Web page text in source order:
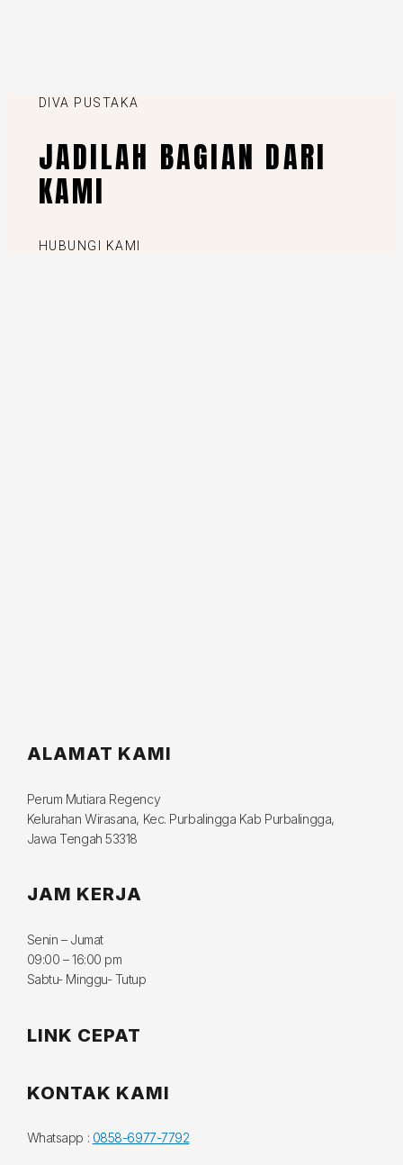
DIVA PUSTAKA
JADILAH BAGIAN DARI
KAMI
HUBUNGI KAMI
ALAMAT KAMI
Perum Mutiara Regency
Kelurahan Wirasana, Kec. Purbalingga Kab Purbalingga,
Jawa Tengah 53318
JAM KERJA
Senin – Jumat
09:00 – 16:00 pm
Sabtu- Minggu- Tutup
LINK CEPAT
KONTAK KAMI
Whatsapp : 0858-6977-7792